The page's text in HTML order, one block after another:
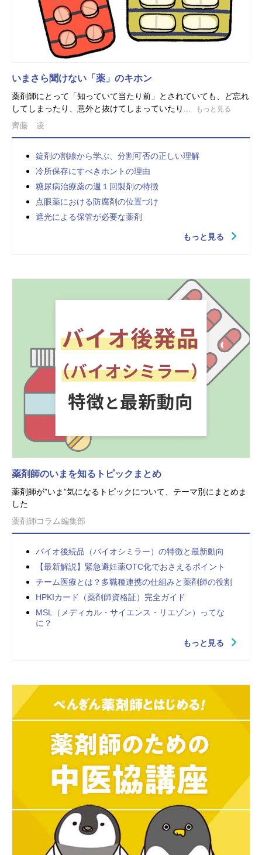
いまさら聞けない「薬」のキホン
薬剤師にとって「知っていて当たり前」とされていても、ど忘れ
してしまったり、意外と抜けてしまっていたり...
もっと見る
齊藤 凌
錠剤の割線から学ぶ、分割可否の正しい理解
冷所保存にすべきホントの理由
糖尿病治療薬の週１回製剤の特徴
点眼薬における防腐剤の位置づけ
遮光による保管が必要な薬剤
もっと見る
薬剤師のいまを知るトピックまとめ
薬剤師が”いま”気になるトピックについて、テーマ別にまとめま
した
薬剤師コラム編集部
バイオ後続品（バイオシミラー）の特徴と最新動向
【最新解説】緊急避妊薬OTC化でおさえるポイント
チーム医療とは？多職種連携の仕組みと薬剤師の役割
HPKIカード（薬剤師資格証）完全ガイド
MSL（メディカル・サイエンス・リエゾン）ってな
に？
もっと見る